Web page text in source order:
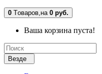
0 Tоваров,на 0 руб.
Ваша корзина пуста!
Везде